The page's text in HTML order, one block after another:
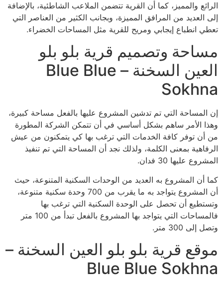
الرائع والمميز، كما أن القرية تتضمن الملاعب الشاطئية، بالإضافة
إلى العديد من المرافق المميزة، وبجانب الكثير من العناصر التي
تعطي انطباع إيجابي ومريح للقرية مثل المساحات الخضراء.
مساحة وتصميم قرية بلو بلو
العين السخنة – Blue Blue
Sokhna
إن المساحة التي تم تدشين المشروع عليها بالفعل مساحة كبيرة،
وهذا الأمر ساهم بشكل أساسي في أن تتمكن الشركة المطورة
من أن توفر كافة الخدمات التي ترغب بها كي يتمكنون من عيش
الرفاهية بمعنى الكلمة، ولذلك نجد أن المساحة التي تم تنفيذ
المشروع عليها 30 فدان.
كما أن المشروع به العديد من الوحدات السكنية المتنوعة، حيث
أن المشروع يتواجد به ما يقرب من 700 وحدة سكنية متنوعة،
وتستطيع أن تحصل على الوحدة السكنية التي ترغب بها
فالمساحات التي يتواجد بها المشروع بالفعل تبدأ من 100 متر
وتصل إلى 300 متر.
موقع قرية بلو بلو العين السخنة –
Blue Blue Sokhna